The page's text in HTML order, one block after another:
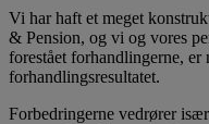
Vi har haft et meget
& Pension, og vi og vores
forestået forhandlingerne, er
forhandlingsresultatet.
Forbedringerne vedrører